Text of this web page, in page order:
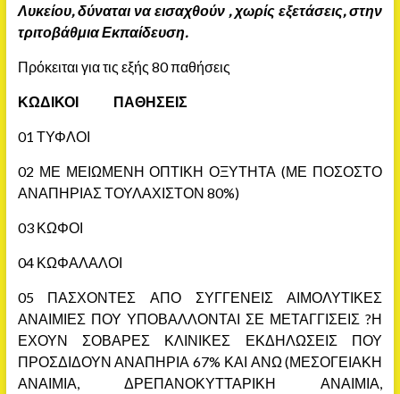
Λυκείου, δύναται να εισαχθούν , χωρίς εξετάσεις, στην
τριτοβάθμια Εκπαίδευση.
Πρόκειται για τις εξής 80 παθήσεις
ΚΩΔΙΚΟΙ ΠΑΘΗΣΕΙΣ
01 ΤΥΦΛΟΙ
02 ΜΕ ΜΕΙΩΜΕΝΗ ΟΠΤΙΚΗ ΟΞΥΤΗΤΑ (ΜΕ ΠΟΣΟΣΤΟ
ΑΝΑΠΗΡΙΑΣ ΤΟΥΛΑΧΙΣΤΟΝ 80%)
03 ΚΩΦΟΙ
04 ΚΩΦΑΛΑΛΟΙ
05 ΠΑΣΧΟΝΤΕΣ ΑΠΟ ΣΥΓΓΕΝΕΙΣ ΑΙΜΟΛΥΤΙΚΕΣ
ΑΝΑΙΜΙΕΣ ΠΟΥ ΥΠΟΒΑΛΛΟΝΤΑΙ ΣΕ ΜΕΤΑΓΓΙΣΕΙΣ ?Η
ΕΧΟΥΝ ΣΟΒΑΡΕΣ ΚΛΙΝΙΚΕΣ ΕΚΔΗΛΩΣΕΙΣ ΠΟΥ
ΠΡΟΣΔΙΔΟΥΝ ΑΝΑΠΗΡΙΑ 67% ΚΑΙ ΑΝΩ (ΜΕΣΟΓΕΙΑΚΗ
ΑΝΑΙΜΙΑ, ΔΡΕΠΑΝΟΚΥΤΤΑΡΙΚΗ ΑΝΑΙΜΙΑ,